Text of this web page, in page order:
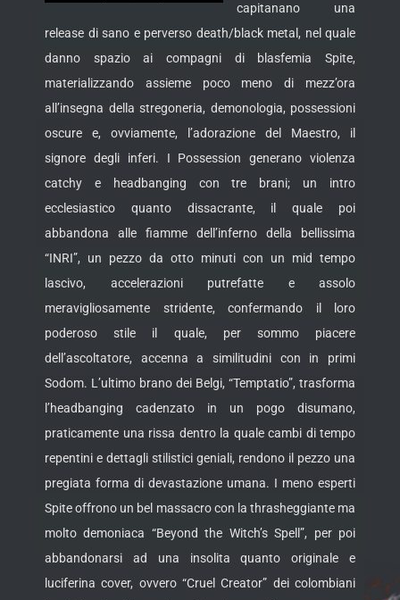
capitanano una
release di sano e perverso death/black metal, nel quale
danno spazio ai compagni di blasfemia Spite,
materializzando assieme poco meno di mezz’ora
all’insegna della stregoneria, demonologia, possessioni
oscure e, ovviamente, l’adorazione del Maestro, il
signore degli inferi. I Possession generano violenza
catchy e headbanging con tre brani; un intro
ecclesiastico quanto dissacrante, il quale poi
abbandona alle fiamme dell’inferno della bellissima
“INRI”, un pezzo da otto minuti con un mid tempo
lascivo, accelerazioni putrefatte e assolo
meravigliosamente stridente, confermando il loro
poderoso stile il quale, per sommo piacere
dell’ascoltatore, accenna a similitudini con in primi
Sodom. L’ultimo brano dei Belgi, “Temptatio”, trasforma
l’headbanging cadenzato in un pogo disumano,
praticamente una rissa dentro la quale cambi di tempo
repentini e dettagli stilistici geniali, rendono il pezzo una
pregiata forma di devastazione umana. I meno esperti
Spite offrono un bel massacro con la thrasheggiante ma
molto demoniaca “Beyond the Witch’s Spell”, per poi
abbandonarsi ad una insolita quanto originale e
luciferina cover, ovvero “Cruel Creator” dei colombiani